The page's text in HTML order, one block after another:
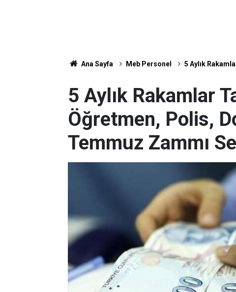
Ana Sayfa Meb Personel 5 Aylık
5 Aylık Rakamlar
Öğretmen, Polis,
Temmuz Zammı